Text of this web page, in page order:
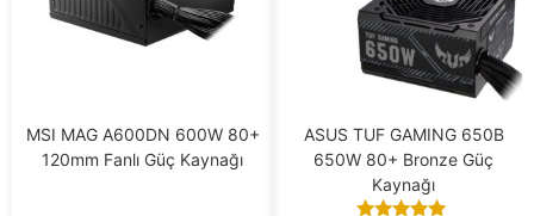
MSI MAG A600DN 600W 80+
120mm Fanlı Güç Kaynağı
ASUS TUF GAMING 650B
650W 80+ Bronze Güç
Kaynağı